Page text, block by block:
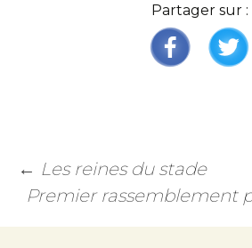
Partager sur :
← Les reines du stade
Premier rassemblement